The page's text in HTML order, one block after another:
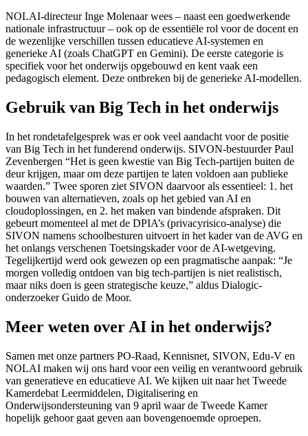
NOLAI-directeur Inge Molenaar wees – naast een goedwerkende
nationale infrastructuur – ook op de essentiële rol voor de docent en
de wezenlijke verschillen tussen educatieve AI-systemen en
generieke AI (zoals ChatGPT en Gemini). De eerste categorie is
specifiek voor het onderwijs opgebouwd en kent vaak een
pedagogisch element. Deze ontbreken bij de generieke AI-modellen.
Gebruik van Big Tech in het onderwijs
In het rondetafelgesprek was er ook veel aandacht voor de positie
van Big Tech in het funderend onderwijs. SIVON-bestuurder Paul
Zevenbergen “Het is geen kwestie van Big Tech-partijen buiten de
deur krijgen, maar om deze partijen te laten voldoen aan publieke
waarden.” Twee sporen ziet SIVON daarvoor als essentieel: 1. het
bouwen van alternatieven, zoals op het gebied van AI en
cloudoplossingen, en 2. het maken van bindende afspraken. Dit
gebeurt momenteel al met de DPIA’s (privacyrisico-analyse) die
SIVON namens schoolbesturen uitvoert in het kader van de AVG en
het onlangs verschenen Toetsingskader voor de AI-wetgeving.
Tegelijkertijd werd ook gewezen op een pragmatische aanpak: “Je
morgen volledig ontdoen van big tech-partijen is niet realistisch,
maar niks doen is geen strategische keuze,” aldus Dialogic-
onderzoeker Guido de Moor.
Meer weten over AI in het onderwijs?
Samen met onze partners PO-Raad, Kennisnet, SIVON, Edu-V en
NOLAI maken wij ons hard voor een veilig en verantwoord gebruik
van generatieve en educatieve AI. We kijken uit naar het Tweede
Kamerdebat Leermiddelen, Digitalisering en
Onderwijsondersteuning van 9 april waar de Tweede Kamer
hopelijk gehoor gaat geven aan bovengenoemde oproepen.